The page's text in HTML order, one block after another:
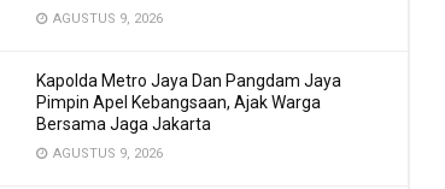
AGUSTUS 9, 2026
Kapolda Metro Jaya Dan Pangdam Jaya
Pimpin Apel Kebangsaan, Ajak Warga
Bersama Jaga Jakarta
AGUSTUS 9, 2026